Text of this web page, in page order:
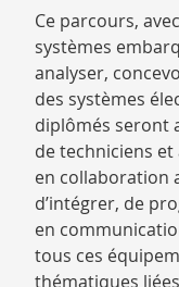
Ce parcours,
systèmes
analyser,
des systèmes
diplômés seront
de techniciens
en collaboration
d’intégrer, de
en
tous ces
thématiques